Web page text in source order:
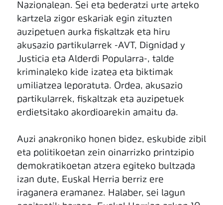
Nazionalean. Sei eta bederatzi urte arteko
kartzela zigor eskariak egin zituzten
auzipetuen aurka fiskaltzak eta hiru
akusazio partikularrek -AVT, Dignidad y
Justicia eta Alderdi Popularra-, talde
kriminaleko kide izatea eta biktimak
umiliatzea leporatuta. Ordea, akusazio
partikularrek, fiskaltzak eta auzipetuek
erdietsitako akordioarekin amaitu da.
Auzi anakroniko honen bidez, eskubide zibil
eta politikoetan zein oinarrizko printzipio
demokratikoetan atzera egiteko bultzada
izan dute, Euskal Herria berriz ere
iraganera eramanez. Halaber, sei lagun